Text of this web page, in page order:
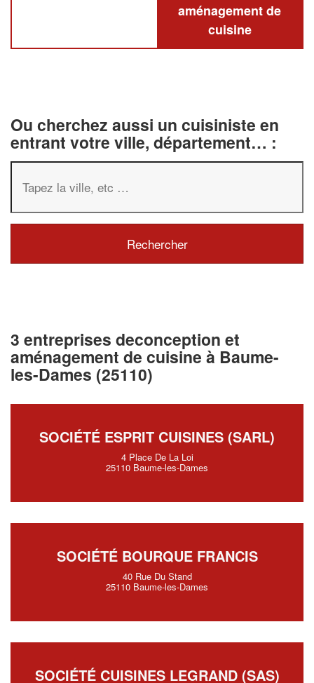
aménagement de
cuisine
Ou cherchez aussi un cuisiniste en
entrant votre ville, département… :
3 entreprises deconception et
aménagement de cuisine à Baume-
les-Dames (25110)
SOCIÉTÉ ESPRIT CUISINES (SARL)
4 Place De La Loi
25110 Baume-les-Dames
SOCIÉTÉ BOURQUE FRANCIS
40 Rue Du Stand
25110 Baume-les-Dames
SOCIÉTÉ CUISINES LEGRAND (SAS)